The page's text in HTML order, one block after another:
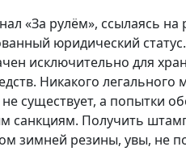
«За рулём», ссылаясь на
юридический
исключительно для
Никакого легального
существует, а попытки
санкциям. Получить
зимней резины, увы, не